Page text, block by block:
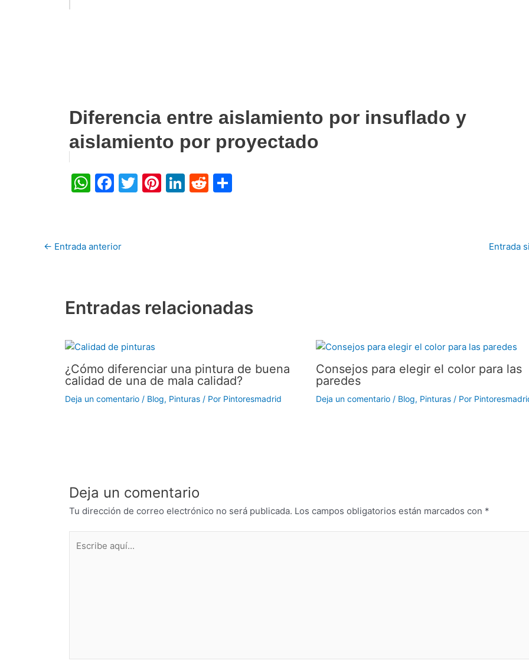
Diferencia entre aislamiento por insuflado y
aislamiento por proyectado
W
s
A
F
e
b
o
k
T
Pi Li R
← Entrada anterior Entrada
Entradas relacionadas
¿Cómo diferenciar una pintura de buena
calidad de una de mala calidad?
Deja un comentario / Blog, Pinturas/ Por Pintoresmadrid
Consejos para elegir el color para las
paredes
Deja un comentario / Blog, Pinturas/ Por
Deja un comentario
Tu dirección de correo electrónico no será publicada. Los campos obligatorios están marcados con *
aquí...